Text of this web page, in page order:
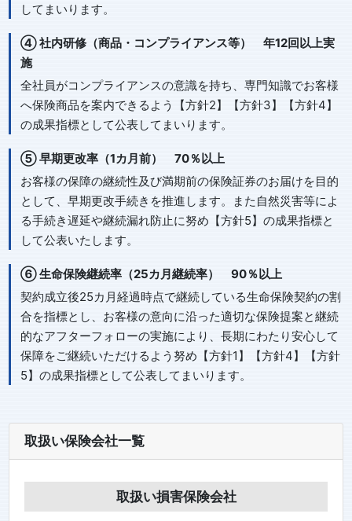
してまいります。
④ 社内研修（商品・コンプライアンス等） 年12回以上実
施
全社員がコンプライアンスの意識を持ち、専門知識でお客様
へ保険商品を案内できるよう【方針2】【方針3】【方針4】
の成果指標として公表してまいります。
⑤ 早期更改率（1カ月前） 70％以上
お客様の保障の継続性及び満期前の保険証券のお届けを目的
として、早期更改手続きを推進します。また自然災害等によ
る手続き遅延や継続漏れ防止に努め【方針5】の成果指標と
して公表いたします。
⑥ 生命保険継続率（25カ月継続率） 90％以上
契約成立後25カ月経過時点で継続している生命保険契約の割
合を指標とし、お客様の意向に沿った適切な保険提案と継続
的なアフターフォローの実施により、長期にわたり安心して
保障をご継続いただけるよう努め【方針1】【方針4】【方針
5】の成果指標として公表してまいります。
取扱い保険会社一覧
取扱い損害保険会社